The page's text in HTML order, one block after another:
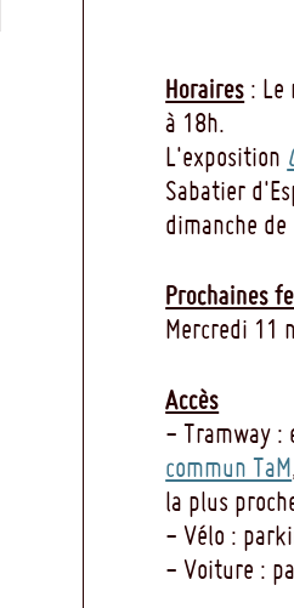
Horaires : Le
à 18h.
L'exposition
Sabatier
dimanche
Prochaines
Mercredi 11
Accès
- Tramway :
commun TaM
la plus
- Vélo :
- Voiture :